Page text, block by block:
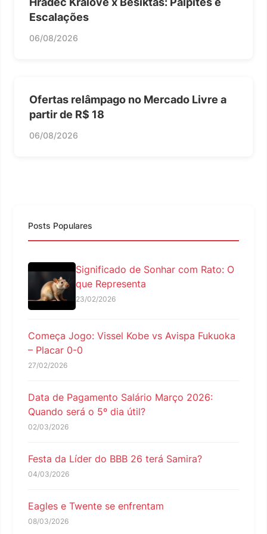
Escalações
06/08/2026
Ofertas relâmpago no Mercado Livre a
partir de R$ 18
06/08/2026
Posts Populares
Significado de Sonhar com Rato: O
que Representa
23/02/2026
Começa Jogo: Vissel Kobe vs Avispa Fukuoka
– Placar 0-0
27/02/2026
Data de Pagamento Salário Março 2026:
Quando será o 5º dia útil?
02/03/2026
Festa da Líder do BBB 26 terá Samira?
04/03/2026
Eagles e Twente se enfrentam
08/03/2026